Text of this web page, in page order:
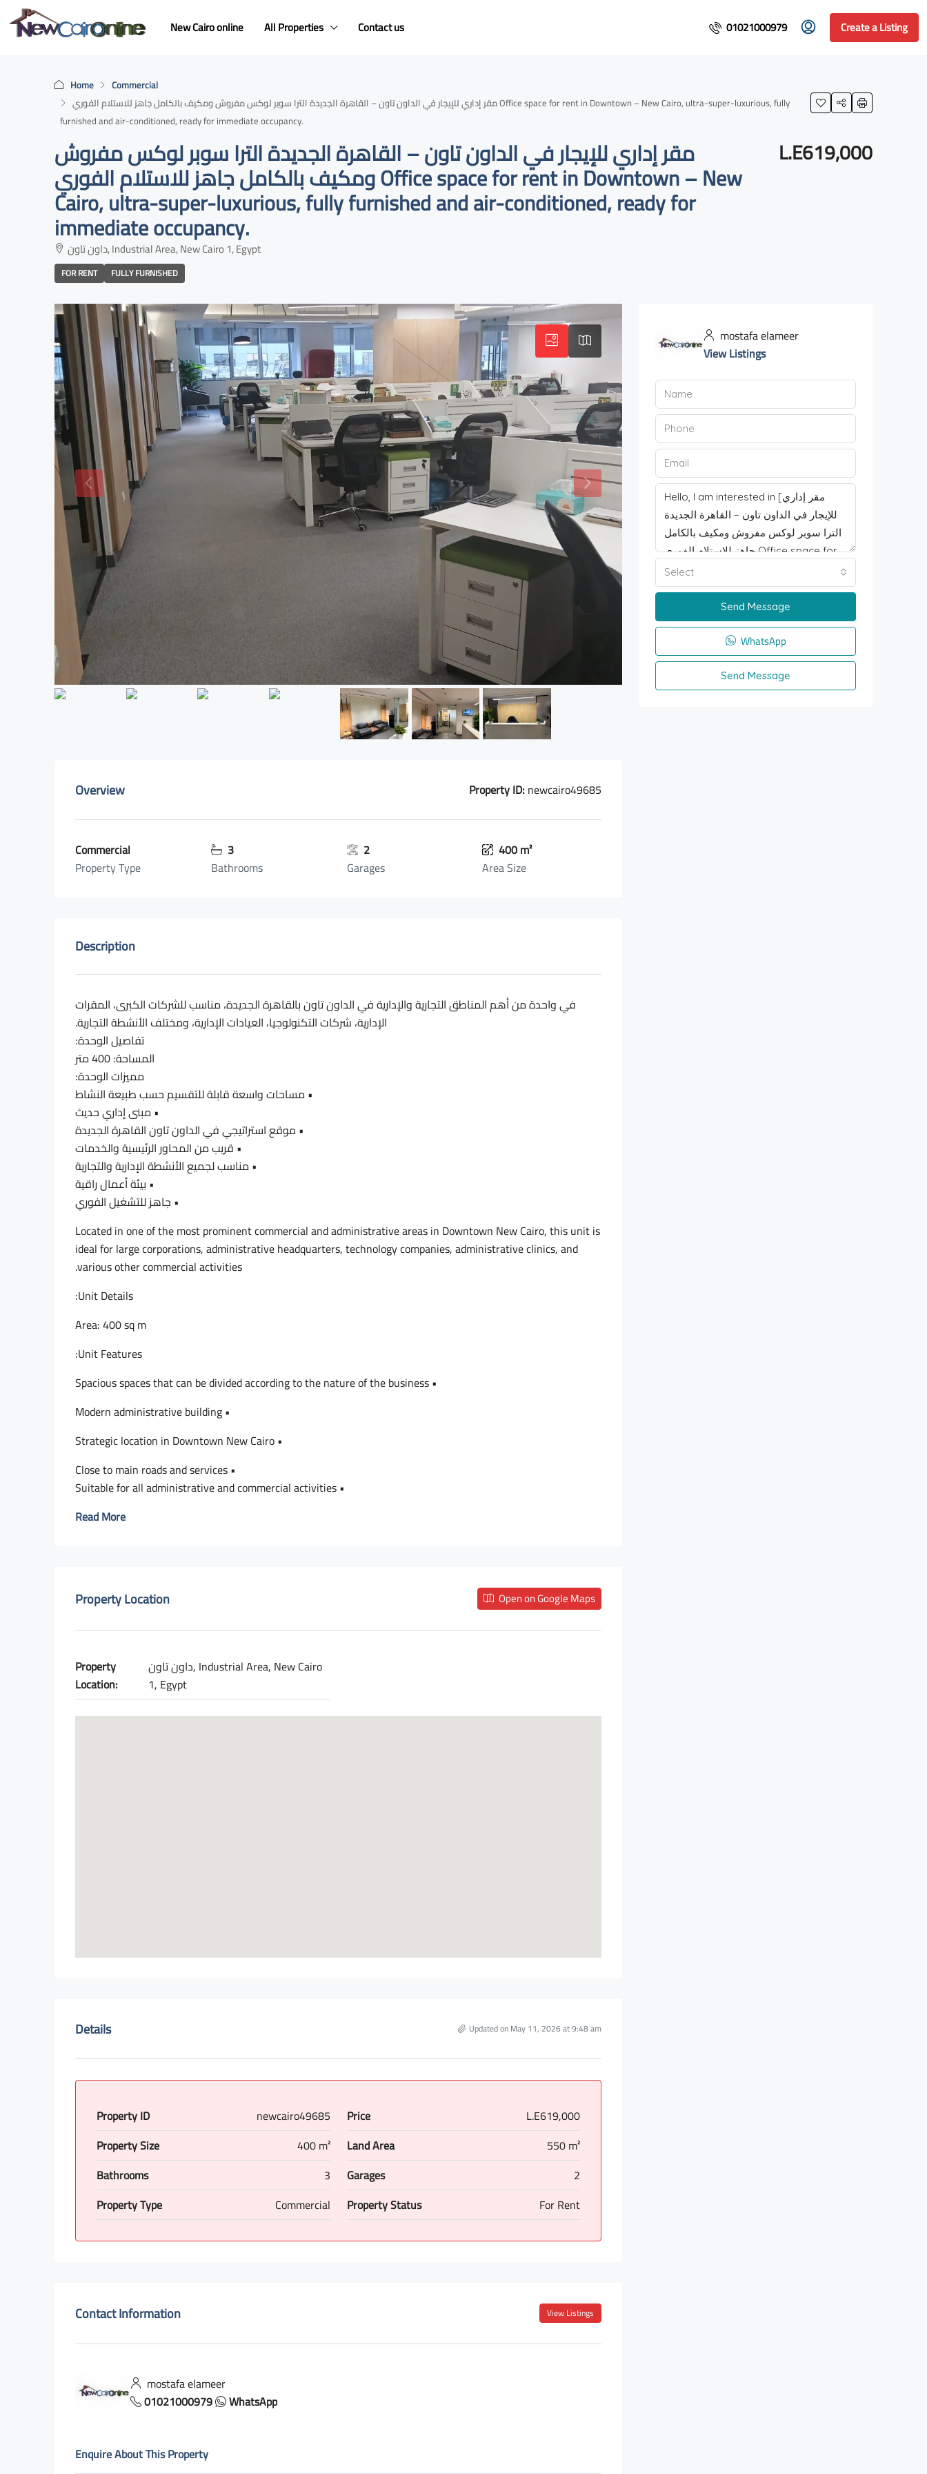
New Cairo online All Properties Contact us 01021000979 Create a Listing
Home
Commercial
مقر إداري للإيجار في الداون تاون – القاهرة الجديدة الترا سوبر لوكس مفروش ومكيف بالكامل جاهز للاستلام الفوري Office space for rent in Downtown – New Cairo, ultra-super-luxurious, fully
furnished and air-conditioned, ready for immediate occupancy.
مقر إداري للإيجار في الداون تاون – القاهرة الجديدة الترا سوبر لوكس مفروش
ومكيف بالكامل جاهز للاستلام الفوري Office space for rent in Downtown – New
Cairo, ultra-super-luxurious, fully furnished and air-conditioned, ready for
immediate occupancy.
داون تاون, Industrial Area, New Cairo 1, Egypt
FOR RENT FULLY FURNISHED
L.E619,000
Overview Property ID: newcairo49685
Commercial
Property Type
3
Bathrooms
2
Garages
400 m²
Area Size
Description
في واحدة من أهم المناطق التجارية والإدارية في الداون تاون بالقاهرة الجديدة، مناسب للشركات الكبرى، المقرات
الإدارية، شركات التكنولوجيا، العيادات الإدارية، ومختلف الأنشطة التجارية.
تفاصيل الوحدة:
المساحة: 400 متر
مميزات الوحدة:
• مساحات واسعة قابلة للتقسيم حسب طبيعة النشاط
• مبنى إداري حديث
• موقع استراتيجي في الداون تاون القاهرة الجديدة
• قريب من المحاور الرئيسية والخدمات
• مناسب لجميع الأنشطة الإدارية والتجارية
• بيئة أعمال راقية
• جاهز للتشغيل الفوري
Located in one of the most prominent commercial and administrative areas in Downtown New Cairo, this unit is
ideal for large corporations, administrative headquarters, technology companies, administrative clinics, and
various other commercial activities.
Unit Details:
Area: 400 sq m
Unit Features:
• Spacious spaces that can be divided according to the nature of the business
• Modern administrative building
• Strategic location in Downtown New Cairo
• Close to main roads and services
• Suitable for all administrative and commercial activities
Read More
Property Location Open on Google Maps
Property
Location:
داون تاون, Industrial Area, New Cairo
1, Egypt
Details Updated on May 11, 2026 at 9:48 am
Property ID newcairo49685 Price
L.E619,000
Property Size
400 m² Land Area
550 m²
Bathrooms
3 Garages
2
Property Type
Commercial Property Status For Rent
Contact Information View Listings
mostafa elameer
01021000979
WhatsApp
Enquire About This Property
mostafa elameer
View Listings
Select
Send Message
WhatsApp
Send Message